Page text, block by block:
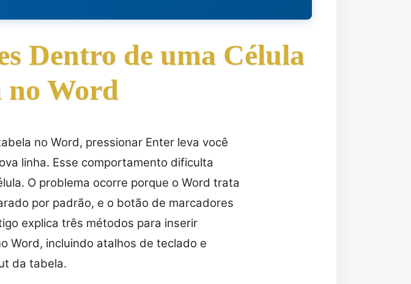
Dentro de uma Célula
no Word
no Word, pressionar Enter leva você
linha. Esse comportamento dificulta
O problema ocorre porque o Word trata
por padrão, e o botão de marcadores
explica três métodos para inserir
Word, incluindo atalhos de teclado e
da tabela.